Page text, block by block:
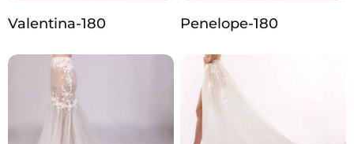
Valentina-180 Penelope-180